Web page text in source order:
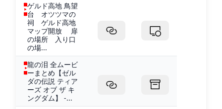
ゲルド高地 鳥望
台 オツツマの
祠 ゲルド高地
マップ開放 扉
の場所 入り口
の場...
龍の泪 全ムービ
ーまとめ【ゼル
ダの伝説 ティア
ーズ オブ ザ キ
ングダム】 -...